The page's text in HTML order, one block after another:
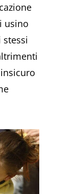
usino
stessi